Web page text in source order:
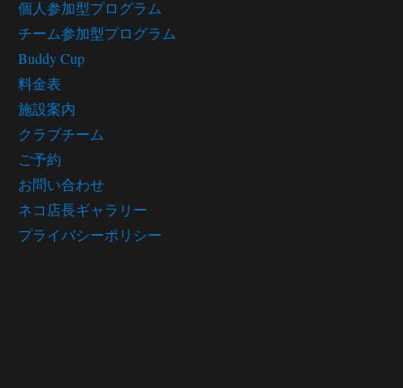
個人参加型プログラム
チーム参加型プログラム
Buddy Cup
料金表
施設案内
クラブチーム
ご予約
お問い合わせ
ネコ店長ギャラリー
プライバシーポリシー